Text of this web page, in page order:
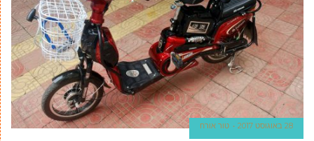
28 באוגוסט 2017 טור אורח